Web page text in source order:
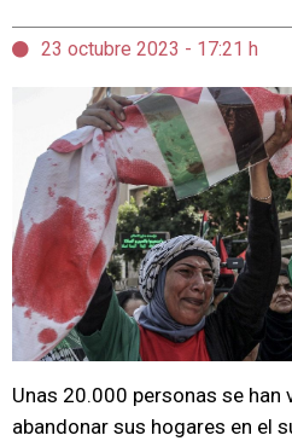
23 octubre 2023 - 17:21 h
Unas 20.000 personas se han
abandonar sus hogares en el